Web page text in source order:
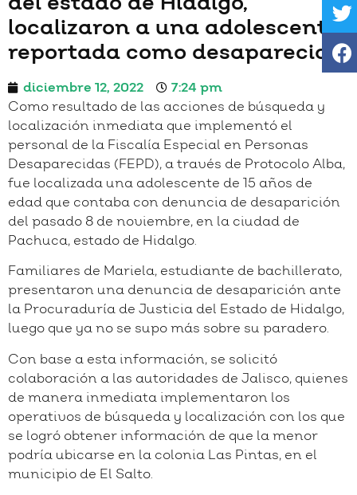
localizaron a una adolescente
reportada como desaparecida.
diciembre 12, 2022
7:24 pm
Como resultado de las acciones de búsqueda y
localización inmediata que implementó el
personal de la Fiscalía Especial en Personas
Desaparecidas (FEPD), a través de Protocolo Alba,
fue localizada una adolescente de 15 años de
edad que contaba con denuncia de desaparición
del pasado 8 de noviembre, en la ciudad de
Pachuca, estado de Hidalgo.
Familiares de Mariela, estudiante de bachillerato,
presentaron una denuncia de desaparición ante
la Procuraduría de Justicia del Estado de Hidalgo,
luego que ya no se supo más sobre su paradero.
Con base a esta información, se solicitó
colaboración a las autoridades de Jalisco, quienes
de manera inmediata implementaron los
operativos de búsqueda y localización con los que
se logró obtener información de que la menor
podría ubicarse en la colonia Las Pintas, en el
municipio de El Salto.